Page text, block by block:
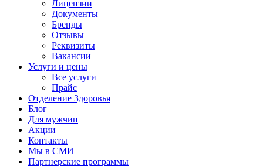
Лицензии
Документы
Бренды
Отзывы
Реквизиты
Вакансии
Услуги и цены
Все услуги
Прайс
Отделение Здоровья
Блог
Для мужчин
Акции
Контакты
Мы в СМИ
Партнерские программы